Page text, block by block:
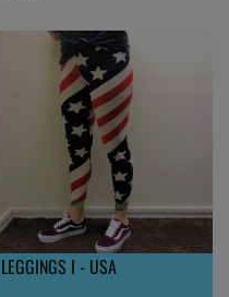
LEGGINGS I - USA